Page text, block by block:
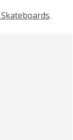
.